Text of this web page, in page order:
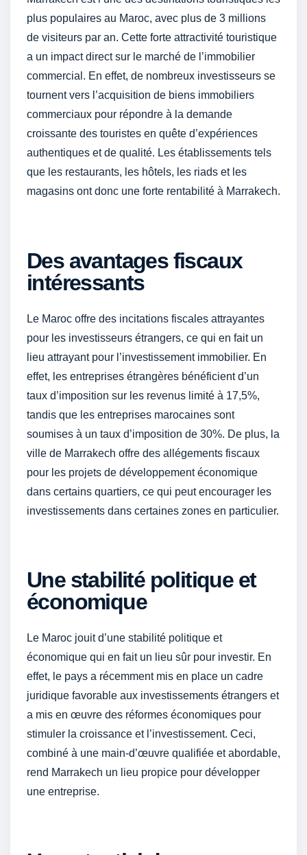
plus populaires au Maroc, avec plus de 3 millions
de visiteurs par an. Cette forte attractivité touristique
a un impact direct sur le marché de l’immobilier
commercial. En effet, de nombreux investisseurs se
tournent vers l’acquisition de biens immobiliers
commerciaux pour répondre à la demande
croissante des touristes en quête d’expériences
authentiques et de qualité. Les établissements tels
que les restaurants, les hôtels, les riads et les
magasins ont donc une forte rentabilité à Marrakech.
Des avantages fiscaux
intéressants
Le Maroc offre des incitations fiscales attrayantes
pour les investisseurs étrangers, ce qui en fait un
lieu attrayant pour l’investissement immobilier. En
effet, les entreprises étrangères bénéficient d’un
taux d’imposition sur les revenus limité à 17,5%,
tandis que les entreprises marocaines sont
soumises à un taux d’imposition de 30%. De plus, la
ville de Marrakech offre des allégements fiscaux
pour les projets de développement économique
dans certains quartiers, ce qui peut encourager les
investissements dans certaines zones en particulier.
Une stabilité politique et
économique
Le Maroc jouit d’une stabilité politique et
économique qui en fait un lieu sûr pour investir. En
effet, le pays a récemment mis en place un cadre
juridique favorable aux investissements étrangers et
a mis en œuvre des réformes économiques pour
stimuler la croissance et l’investissement. Ceci,
combiné à une main-d’œuvre qualifiée et abordable,
rend Marrakech un lieu propice pour développer
une entreprise.